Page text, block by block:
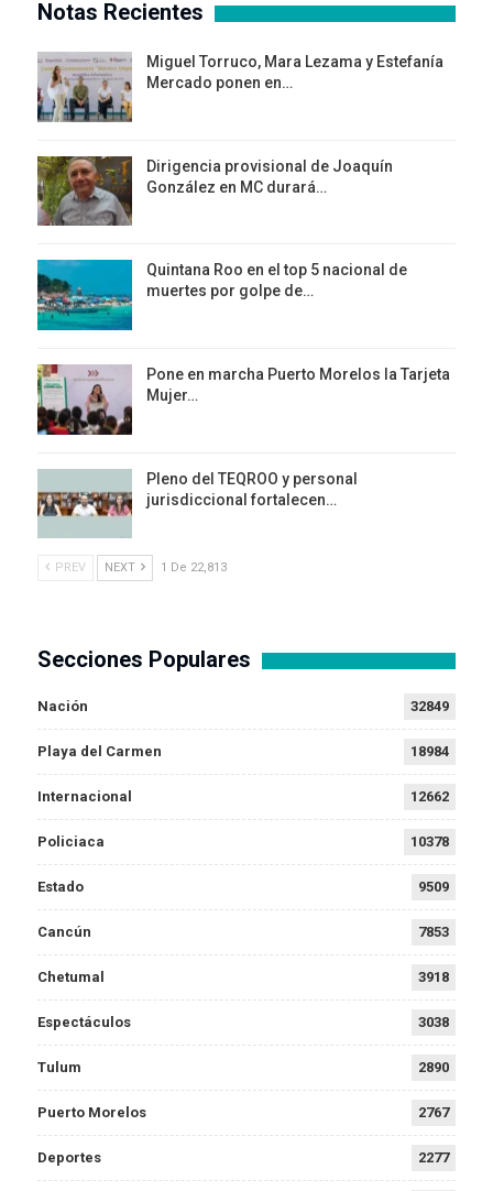
Notas Recientes
Miguel Torruco, Mara Lezama y Estefanía
Mercado ponen en…
Dirigencia provisional de Joaquín
González en MC durará…
Quintana Roo en el top 5 nacional de
muertes por golpe de…
Pone en marcha Puerto Morelos la Tarjeta
Mujer…
Pleno del TEQROO y personal
jurisdiccional fortalecen…
PREV NEXT 1 De 22,813
Secciones Populares
Nación 32849
Playa del Carmen 18984
Internacional 12662
Policiaca 10378
Estado 9509
Cancún 7853
Chetumal 3918
Espectáculos 3038
Tulum 2890
Puerto Morelos 2767
Deportes 2277